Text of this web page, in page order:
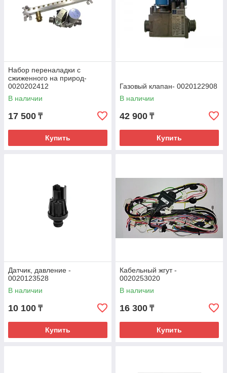
Набор переналадки с
сжиженного на природ-
0020202412
В наличии
17 500 ₸
Купить
Газовый клапан- 0020122908
В наличии
42 900 ₸
Купить
Датчик, давление -
0020123528
В наличии
10 100 ₸
Купить
Кабельный жгут -
0020253020
В наличии
16 300 ₸
Купить